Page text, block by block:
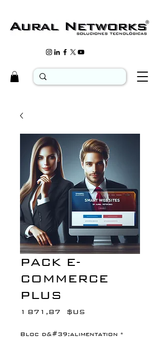
PACK E-
COMMERCE
PLUS
1 871,87 $US
Bloc d&#39;alimentation *